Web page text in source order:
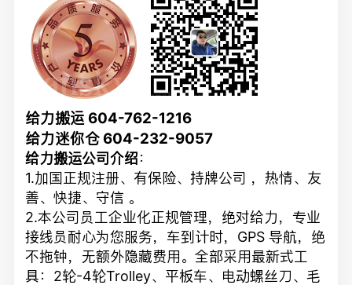
给力搬运 604-762-1216
给力迷你仓 604-232-9057
给力搬运公司介绍：
1.加国正规注册、有保险、持牌公司 ，热情、友
善、快捷、守信 。
2.本公司员工企业化正规管理，绝对给力，专业
接线员耐心为您服务，车到计时，GPS 导航，绝
不拖钟，无额外隐藏费用。全部采用最新式工
具：2轮-4轮Trolley、平板车、电动螺丝刀、毛